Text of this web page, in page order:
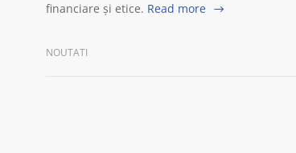
financiare și etice. Read more
NOUTATI